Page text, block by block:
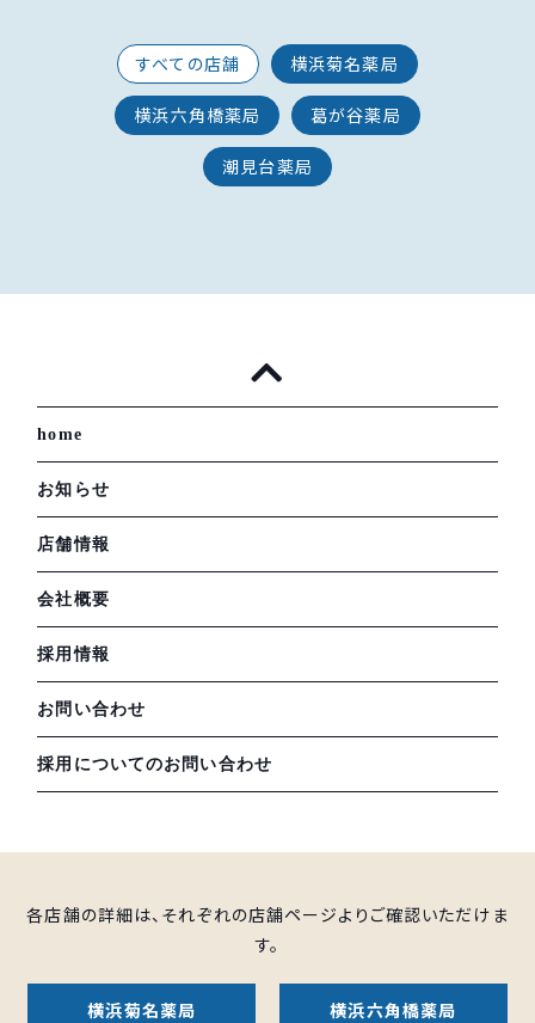
すべての店舗 横浜菊名薬局
横浜六角橋薬局 葛が谷薬局
潮見台薬局
home
お知らせ
店舗情報
会社概要
採用情報
お問い合わせ
採用についてのお問い合わせ
各店舗の詳細は、それぞれの店舗ページよりご確認いただけま
す。
横浜菊名薬局 横浜六角橋薬局